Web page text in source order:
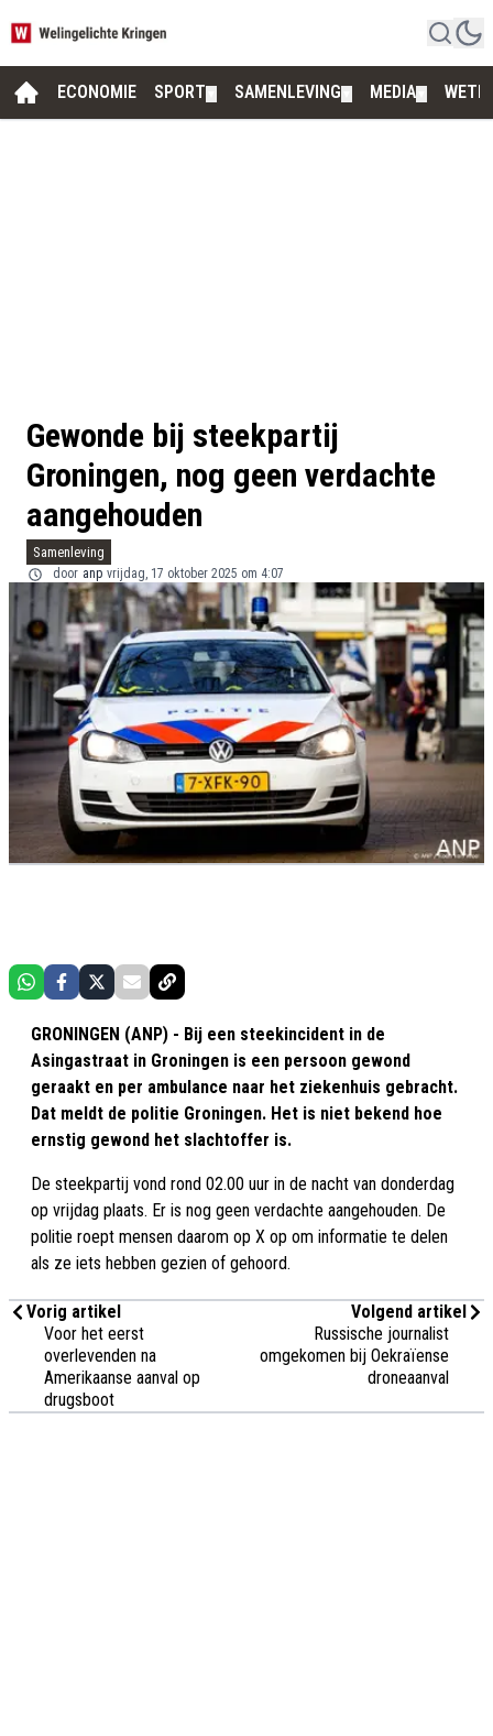
ECONOMIE SPORT SAMENLEVING MEDIA
Gewonde bij steekpartij
Groningen, nog geen verdachte
aangehouden
Samenleving
door anp vrijdag, 17 oktober 2025 om 4:07
GRONINGEN (ANP) - Bij een steekincident in de
Asingastraat in Groningen is een persoon gewond
geraakt en per ambulance naar het ziekenhuis gebracht.
Dat meldt de politie Groningen. Het is niet bekend hoe
ernstig gewond het slachtoffer is.
De steekpartij vond rond 02.00 uur in de nacht van donderdag
op vrijdag plaats. Er is nog geen verdachte aangehouden. De
politie roept mensen daarom op X op om informatie te delen
als ze iets hebben gezien of gehoord.
Vorig artikel
Voor het eerst
overlevenden na
Amerikaanse aanval op
drugsboot
Volgend artikel
Russische journalist
omgekomen bij Oekraïense
droneaanval